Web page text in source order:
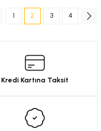
1 2 3 4
Kredi Kartına Taksit